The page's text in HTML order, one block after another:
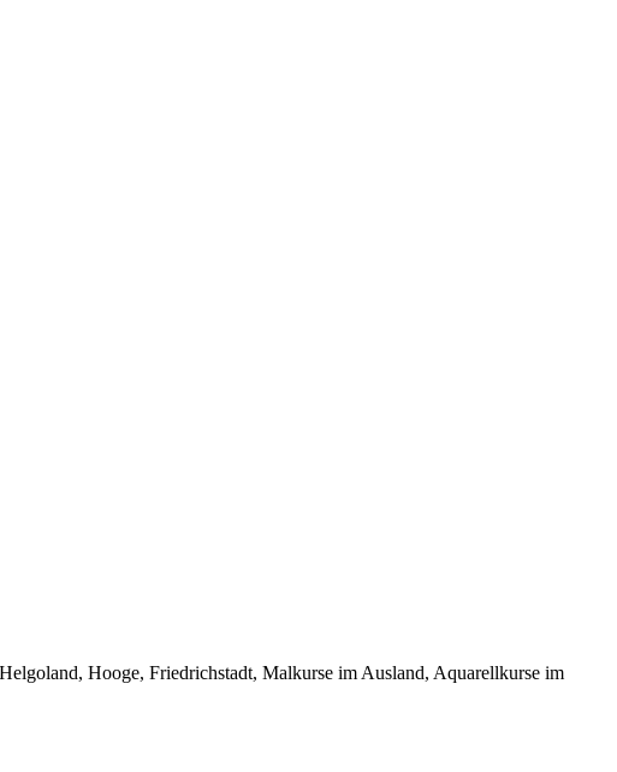
Hooge, Friedrichstadt, Malkurse im Ausland, Aquarellkurse im